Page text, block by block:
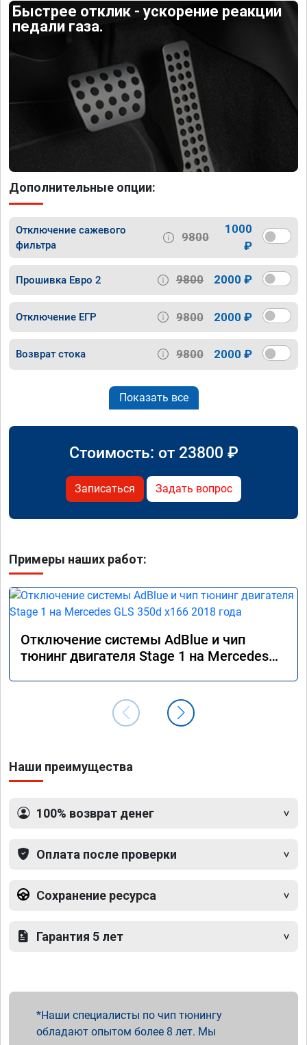
Быстрее отклик - ускорение реакции
педали газа.
Дополнительные опции:
Отключение сажевого
фильтра
9800
1000
₽
Прошивка Евро 2 9800 2000 ₽
Отключение ЕГР 9800 2000 ₽
Возврат стока 9800 2000 ₽
Показать все
Стоимость: от 23800 ₽
Записаться Задать вопрос
Примеры наших работ:
Отключение системы AdBlue и чип
тюнинг двигателя Stage 1 на Mercedes
Наши преимущества
100% возврат денег
Оплата после проверки
Сохранение ресурса
Гарантия 5 лет
Наши специалисты по чип тюнингу
обладают опытом более 8 лет. Мы